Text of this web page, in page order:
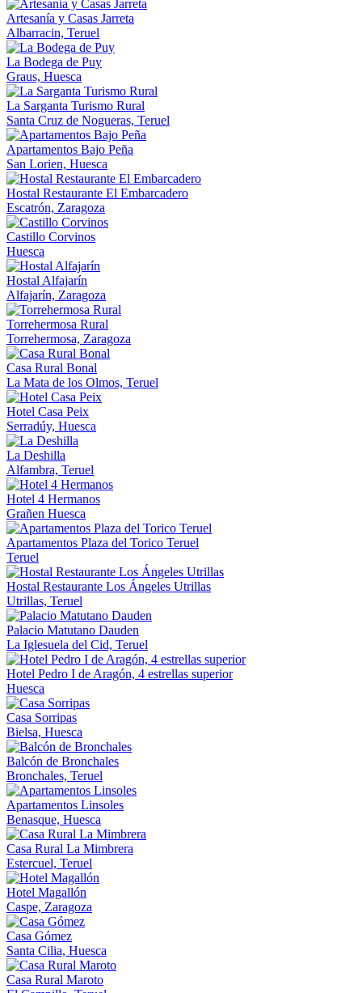
Artesanía y Casas Jarreta
Albarracin, Teruel
La Bodega de Puy
Graus, Huesca
La Sarganta Turismo Rural
Santa Cruz de Nogueras, Teruel
Apartamentos Bajo Peña
San Lorien, Huesca
Hostal Restaurante El Embarcadero
Escatrón, Zaragoza
Castillo Corvinos
Huesca
Hostal Alfajarín
Alfajarín, Zaragoza
Torrehermosa Rural
Torrehermosa, Zaragoza
Casa Rural Bonal
La Mata de los Olmos, Teruel
Hotel Casa Peix
Serradúy, Huesca
La Deshilla
Alfambra, Teruel
Hotel 4 Hermanos
Grañen Huesca
Apartamentos Plaza del Torico Teruel
Teruel
Hostal Restaurante Los Ángeles Utrillas
Utrillas, Teruel
Palacio Matutano Dauden
La Iglesuela del Cid, Teruel
Hotel Pedro I de Aragón, 4 estrellas superior
Huesca
Casa Sorripas
Bielsa, Huesca
Balcón de Bronchales
Bronchales, Teruel
Apartamentos Linsoles
Benasque, Huesca
Casa Rural La Mimbrera
Estercuel, Teruel
Hotel Magallón
Caspe, Zaragoza
Casa Gómez
Santa Cilia, Huesca
Casa Rural Maroto